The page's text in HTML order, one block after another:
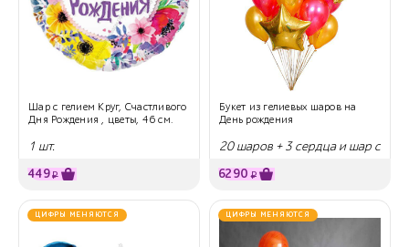
Шар с гелием Круг, Счастливого
Дня Рождения , цветы, 46 см.
1 шт.
449₽
Букет из гелиевых шаров на
День рождения
20 шаров + 3 сердца и шар с
6290 ₽
ЦИФРЫ МЕНЯЮТСЯ ЦИФРЫ МЕНЯЮТСЯ